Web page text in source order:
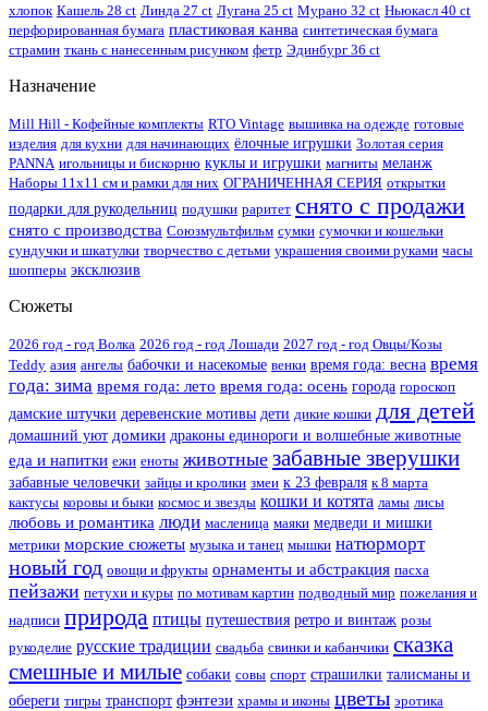
хлопок Кашель 28 ct Линда 27 ct Лугана 25 ct Мурано 32 ct Ньюкасл 40 ct
перфорированная бумага пластиковая канва синтетическая бумага
страмин ткань с нанесенным рисунком фетр Эдинбург 36 ct
Назначение
Mill Hill - Кофейные комплекты RTO Vintage вышивка на одежде готовые
изделия для кухни для начинающих ёлочные игрушки Золотая серия
PANNA игольницы и бискорню куклы и игрушки магниты меланж
Наборы 11х11 см и рамки для них ОГРАНИЧЕННАЯ СЕРИЯ открытки
подарки для рукодельниц подушки раритет снято с продажи
снято с производства Союзмультфильм сумки сумочки и кошельки
сундучки и шкатулки творчество с детьми украшения своими руками часы
шопперы эксклюзив
Сюжеты
2026 год - год Волка 2026 год - год Лошади 2027 год - год Овцы/Козы
Teddy азия ангелы бабочки и насекомые венки время года: весна время
года: зима время года: лето время года: осень города гороскоп
дамские штучки деревенские мотивы дети дикие кошки для детей
домашний уют домики драконы единороги и волшебные животные
еда и напитки ежи еноты животные забавные зверушки
забавные человечки зайцы и кролики змеи к 23 февраля к 8 марта
кактусы коровы и быки космос и звезды кошки и котята ламы лисы
любовь и романтика люди масленица маяки медведи и мишки
метрики морские сюжеты музыка и танец мышки натюрморт
новый год овощи и фрукты орнаменты и абстракция пасха
пейзажи петухи и куры по мотивам картин подводный мир пожелания и
надписи природа птицы путешествия ретро и винтаж розы
рукоделие русские традиции свадьба свинки и кабанчики сказка
смешные и милые собаки совы спорт страшилки талисманы и
обереги тигры транспорт фэнтези храмы и иконы цветы эротика